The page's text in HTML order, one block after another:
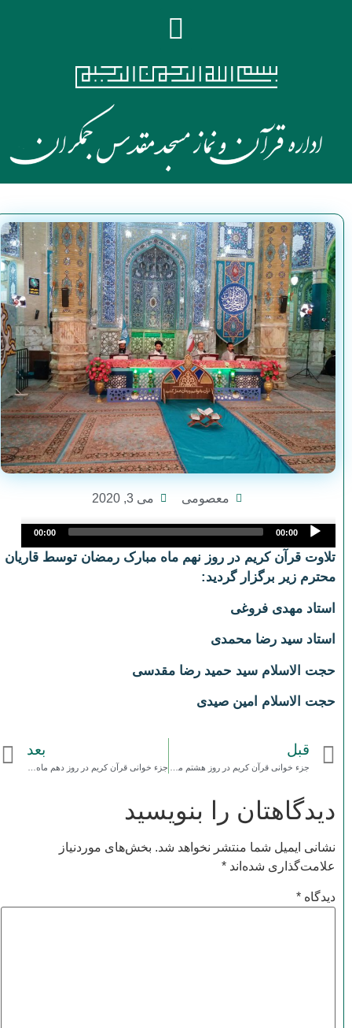
معصومی می 3, 2020
Audio
Player
00:00
00:00
تلاوت قرآن کریم در روز نهم ماه مبارک رمضان توسط قاریان
محترم زیر برگزار گردید:
استاد مهدی فروغی
استاد سید رضا محمدی
حجت الاسلام سید حمید رضا مقدسی
حجت الاسلام امین صیدی
قبل
جزء خوانی قرآن کریم در روز هشتم ماه مبارک رمضان سال 99
بعد
جزء خوانی قرآن کریم در روز دهم ماه مبارک رمضان سال 99
دیدگاهتان را بنویسید
نشانی ایمیل شما منتشر نخواهد شد. بخش‌های موردنیاز
علامت‌گذاری شده‌اند*
دیدگاه*